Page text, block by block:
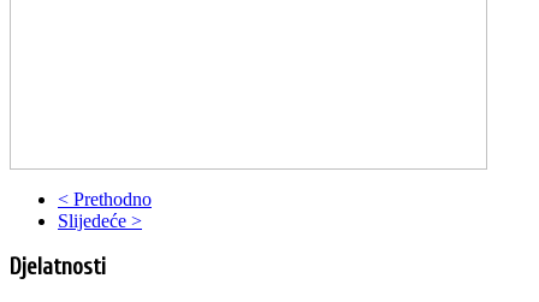
< Prethodno
Slijedeće >
Djelatnosti